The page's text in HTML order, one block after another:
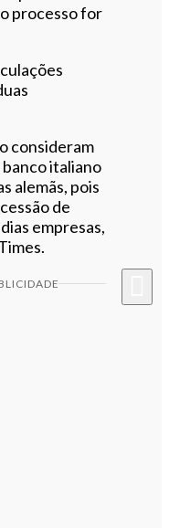
processo for
consideram
italiano
alemãs, pois
de
empresas,